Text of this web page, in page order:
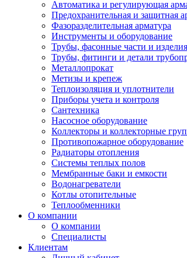
Автоматика и регулирующая
Предохранительная и защитная
Фазоразделительная арматура
Инструменты и оборудование
Трубы, фасонные части и
Трубы, фитинги и детали
Металлопрокат
Метизы и крепеж
Теплоизоляция и уплотнители
Приборы учета и контроля
Сантехника
Насосное оборудование
Коллекторы и коллекторные
Противопожарное оборудование
Радиаторы отопления
Системы теплых полов
Мембранные баки и емкости
Водонагреватели
Котлы отопительные
Теплообменники
О компании
О компании
Специалисты
Клиентам